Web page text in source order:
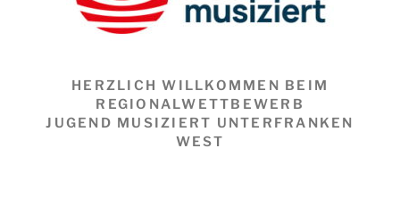
HERZLICH WILLKOMMEN BEIM
REGIONALWETTBEWERB
JUGEND MUSIZIERT UNTERFRANKEN
WEST